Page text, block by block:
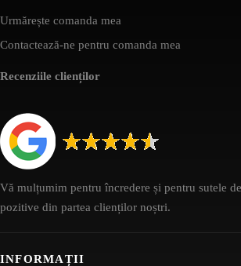
Urmărește comanda mea
Contactează-ne pentru comanda mea
Recenziile clienților
Vă mulțumim pentru încredere și pentru sutele
pozitive din partea clienților noștri.
INFORMAȚII